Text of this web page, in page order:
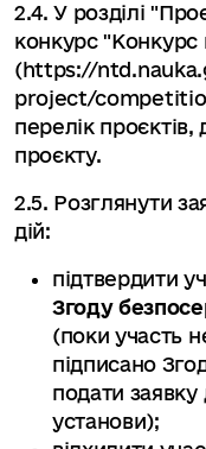
2.4. У розділі
конкурc
(https://
project/
перелік
проєкту.
2.5. Розглянути
дій:
підтвердити
Згоду
(поки участь
підписано
подати заявку
установи);